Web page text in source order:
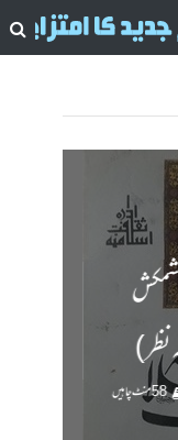
)
58 منٹ چاہیں